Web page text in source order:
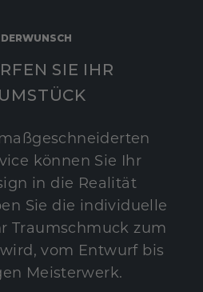
SIE IHR
können Sie Ihr
in die Realität
Sie die individuelle
Traumschmuck zum
vom Entwurf bis
Meisterwerk.